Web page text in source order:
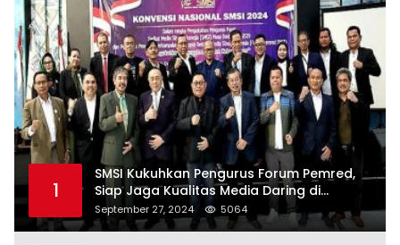
1
SMSI Kukuhkan Pengurus Forum Pemred,
Siap Jaga Kualitas Media Daring di
Indonesia
September 27, 2024 5064